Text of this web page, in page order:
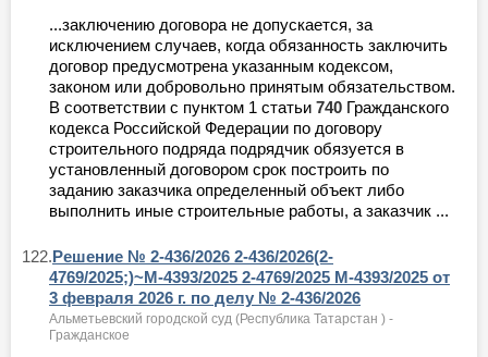
...заключению договора не допускается, за
исключением случаев, когда обязанность заключить
договор предусмотрена указанным кодексом,
законом или добровольно принятым обязательством.
В соответствии с пунктом 1 статьи 740 Гражданского
кодекса Российской Федерации по договору
строительного подряда подрядчик обязуется в
установленный договором срок построить по
заданию заказчика определенный объект либо
выполнить иные строительные работы, а заказчик ...
122.Решение № 2-436/2026 2-436/2026(2-
4769/2025;)~М-4393/2025 2-4769/2025 М-4393/2025 от
3 февраля 2026 г. по делу № 2-436/2026
Альметьевский городской суд (Республика Татарстан ) -
Гражданское